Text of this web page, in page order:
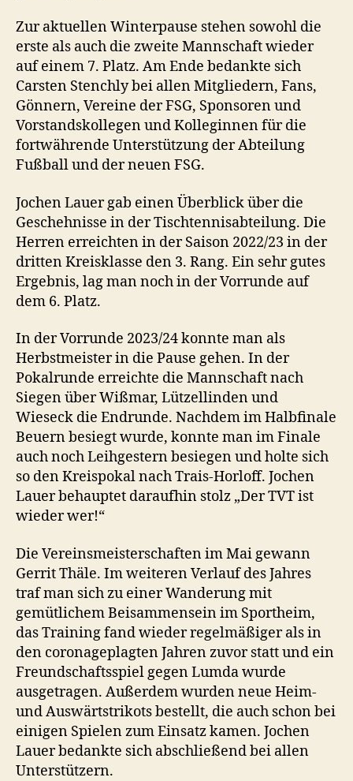
Zur aktuellen Winterpause stehen sowohl die
erste als auch die zweite Mannschaft wieder
auf einem 7. Platz. Am Ende bedankte sich
Carsten Stenchly bei allen Mitgliedern, Fans,
Gönnern, Vereine der FSG, Sponsoren und
Vorstandskollegen und Kolleginnen für die
fortwährende Unterstützung der Abteilung
Fußball und der neuen FSG.
Jochen Lauer gab einen Überblick über die
Geschehnisse in der Tischtennisabteilung. Die
Herren erreichten in der Saison 2022/23 in der
dritten Kreisklasse den 3. Rang. Ein sehr gutes
Ergebnis, lag man noch in der Vorrunde auf
dem 6. Platz.
In der Vorrunde 2023/24 konnte man als
Herbstmeister in die Pause gehen. In der
Pokalrunde erreichte die Mannschaft nach
Siegen über Wißmar, Lützellinden und
Wieseck die Endrunde. Nachdem im Halbfinale
Beuern besiegt wurde, konnte man im Finale
auch noch Leihgestern besiegen und holte sich
so den Kreispokal nach Trais-Horloff. Jochen
Lauer behauptet daraufhin stolz „Der TVT ist
wieder wer!“
Die Vereinsmeisterschaften im Mai gewann
Gerrit Thäle. Im weiteren Verlauf des Jahres
traf man sich zu einer Wanderung mit
gemütlichem Beisammensein im Sportheim,
das Training fand wieder regelmäßiger als in
den coronageplagten Jahren zuvor statt und ein
Freundschaftsspiel gegen Lumda wurde
ausgetragen. Außerdem wurden neue Heim-
und Auswärtstrikots bestellt, die auch schon bei
einigen Spielen zum Einsatz kamen. Jochen
Lauer bedankte sich abschließend bei allen
Unterstützern.